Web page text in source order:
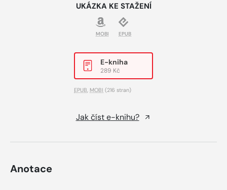
UKÁZKA KE STAŽENÍ
MOBI EPUB
E-kniha
289 Kč
EPUB MOBI (216 stran)
Jak číst e-knihu?
Anotace